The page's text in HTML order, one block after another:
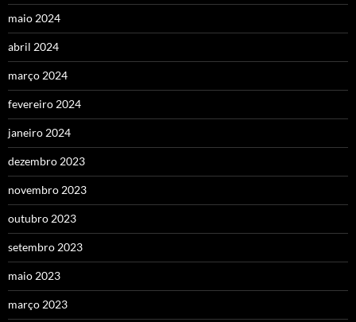
maio 2024
abril 2024
março 2024
fevereiro 2024
janeiro 2024
dezembro 2023
novembro 2023
outubro 2023
setembro 2023
maio 2023
março 2023